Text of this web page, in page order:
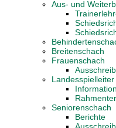
Aus- und
Breitenschach
Frauenschach
Landesspielleiter
Seniorenschach
Berichte